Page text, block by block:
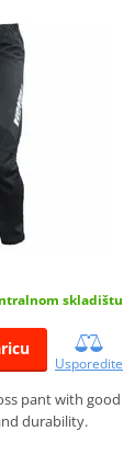
skladištu
Usporedite
pant with good
durability.